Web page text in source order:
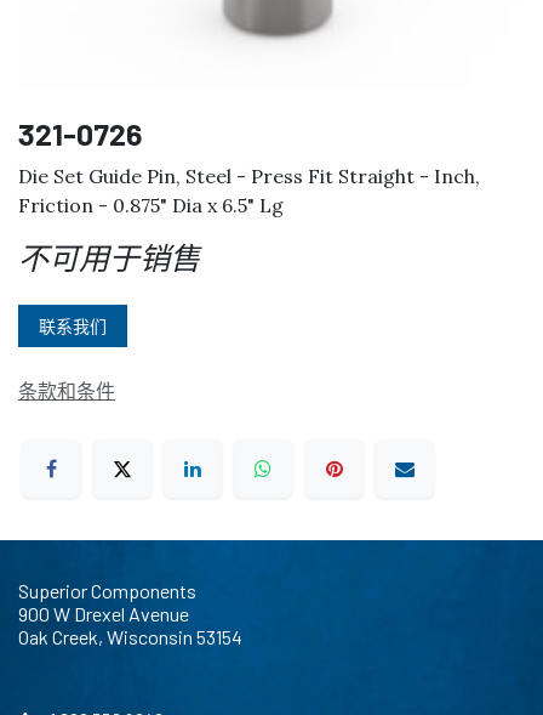
321-0726
Die Set Guide Pin, Steel - Press Fit Straight - Inch,
Friction - 0.875" Dia x 6.5" Lg
不可用于销售
联系我们
条款和条件
Superior Components
900 W Drexel Avenue
Oak Creek, Wisconsin 53154